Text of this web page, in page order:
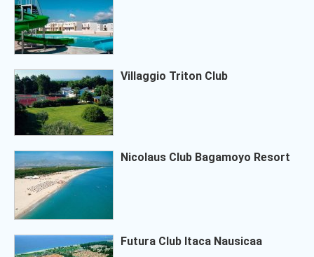
Villaggio Triton Club
Nicolaus Club Bagamoyo Resort
Futura Club Itaca Nausicaa